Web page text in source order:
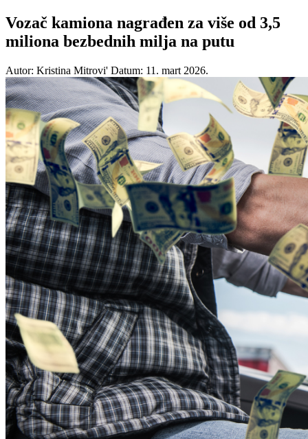
Vozač kamiona nagrađen za više od 3,5
miliona bezbednih milja na putu
Autor: Kristina Mitrovi' Datum: 11. mart 2026.